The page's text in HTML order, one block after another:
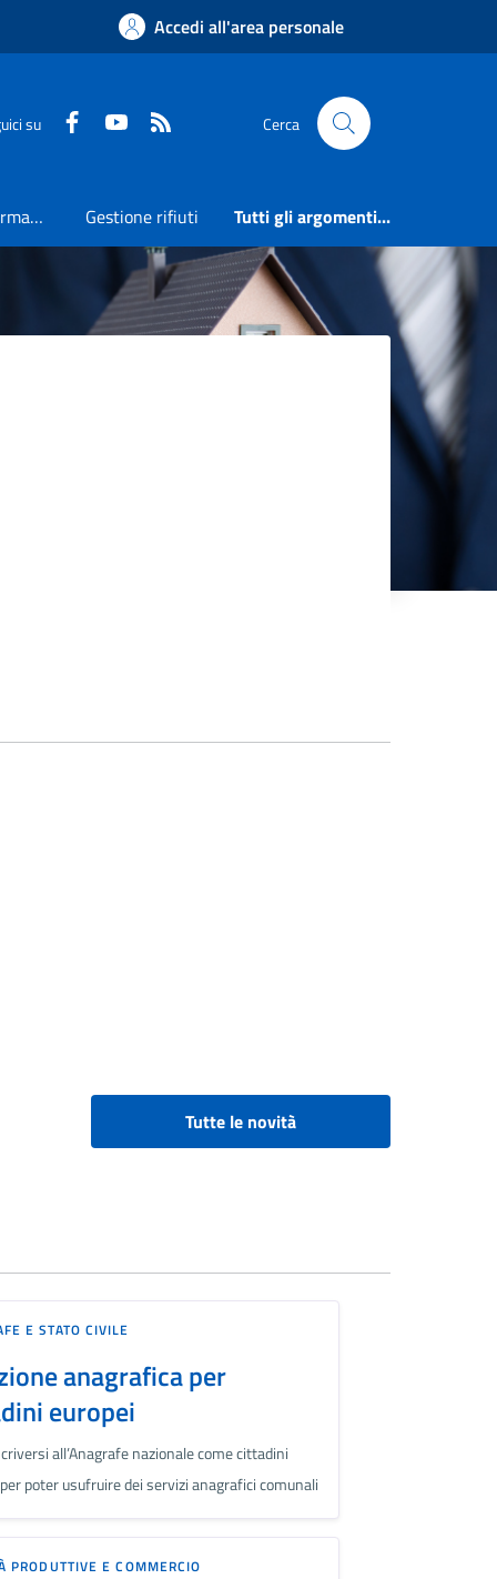
Accedi all'area personale
su Faceboook
Youtube Cerca
Accesso all'informazione Gestione rifiuti Tutti gli argomenti...
Tutte le novità
E STATO CIVILE
anagrafica per
europei
all’Anagrafe nazionale come cittadini
poter usufruire dei servizi anagrafici comunali
PRODUTTIVE E COMMERCIO